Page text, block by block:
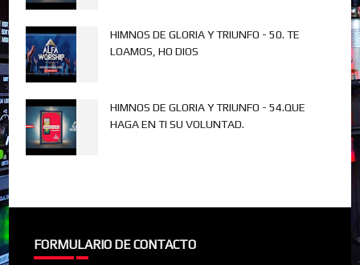
HIMNOS DE GLORIA Y TRIUNFO - 50. TE
LOAMOS, HO DIOS
HIMNOS DE GLORIA Y TRIUNFO - 54.QUE
HAGA EN TI SU VOLUNTAD.
FORMULARIO DE CONTACTO